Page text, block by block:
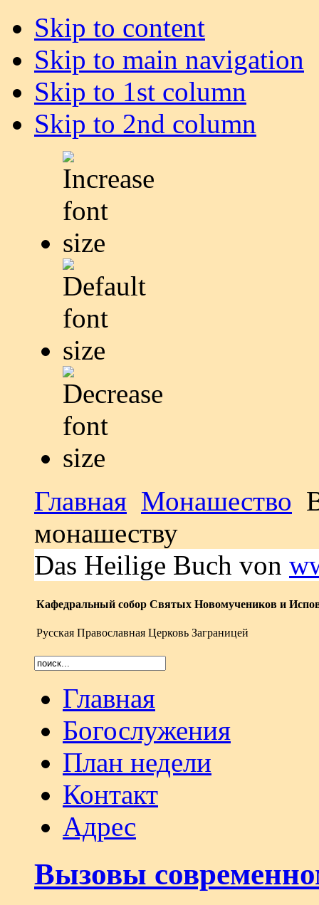
Skip to content
Skip to main navigation
Skip to 1st column
Skip to 2nd column
Главная Монашество
монашеству
Das Heilige Buch von
Кафедральный собор Святых Новомучеников и
Русская Православная Церковь Заграницей
Главная
Богослужения
План недели
Контакт
Адрес
Вызовы